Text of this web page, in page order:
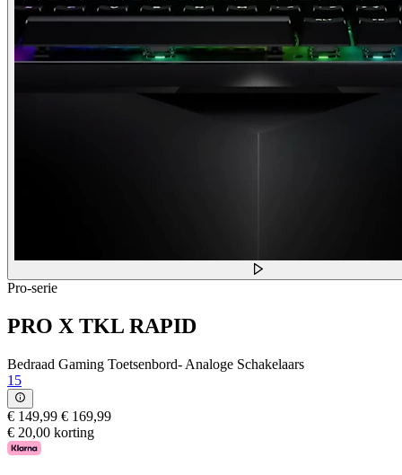
Pro-serie
PRO X TKL RAPID
Bedraad Gaming Toetsenbord- Analoge Schakelaars
15
€ 149,99 € 169,99
€ 20,00 korting